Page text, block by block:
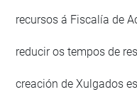
recursos á Fiscalía de
reducir os tempos de
creación de Xulgados